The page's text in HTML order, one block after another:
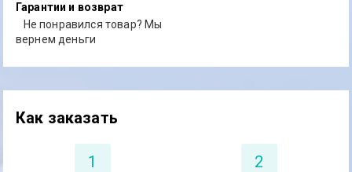
Гарантии и возврат
Не понравился товар? Мы
вернем деньги
Как заказать
1 2